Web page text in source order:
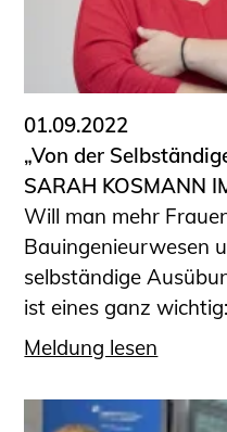
01.09.2022
„Von der
SARAH KOSMANN
Will man mehr
Bauingenieurwesen
selbständige
ist eines ganz
Meldung lesen